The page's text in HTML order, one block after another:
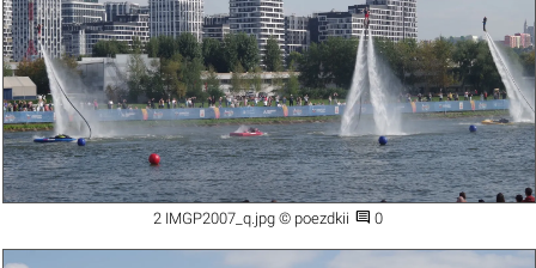
2 IMGP2007_q.jpg © poezdkii  0